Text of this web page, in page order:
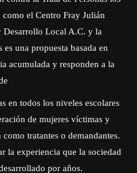
como el Centro Fray Julián
Desarrollo Local A.C. y la
una propuesta basada en
acumulada y responden a la
en todos los niveles escolares
de mujeres víctimas y
tratantes o demandantes.
la experiencia que la sociedad
por años.